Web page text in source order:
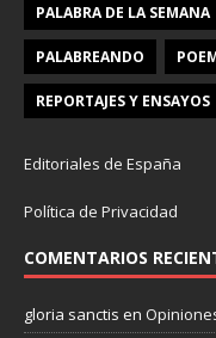
PALABRA DE LA SEMANA
PALABREANDO
REPORTAJES Y ENSAYOS
Editoriales de España
Política de Privacidad
COMENTARIOS
gloria sanctis en